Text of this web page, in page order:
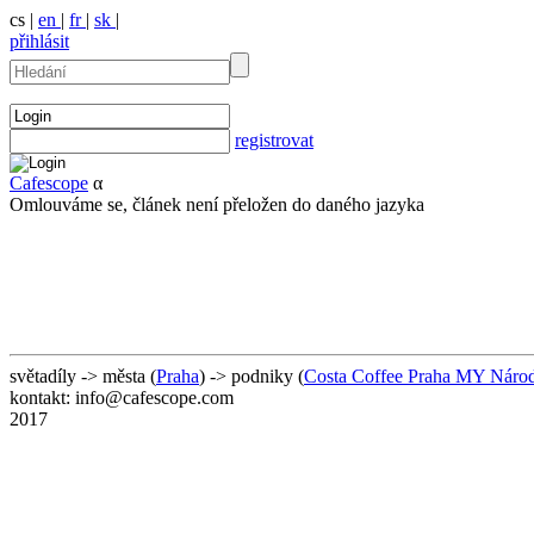
cs | en | fr | sk |
přihlásit
registrovat
Cafescope α
Omlouváme se, článek není přeložen do daného jazyka
světadíly -> města (Praha) -> podniky (Costa Coffee Praha MY
kontakt: info@cafescope.com
2017